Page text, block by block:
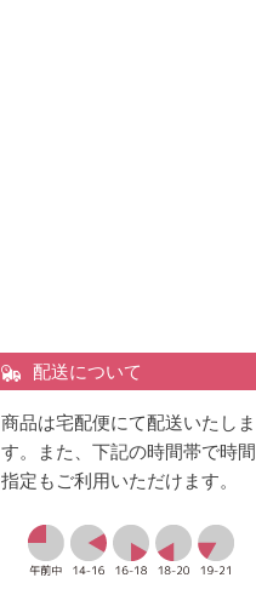
配送について
商品は宅配便にて配送いたしま
す。また、下記の時間帯で時間
指定もご利用いただけます。